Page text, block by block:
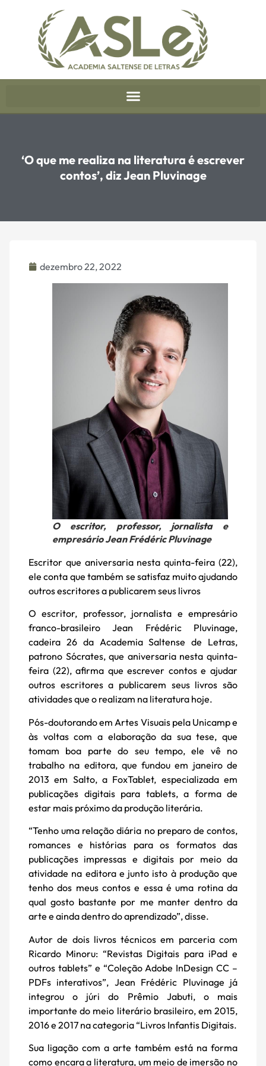
‘O que me realiza na literatura é escrever
contos’, diz Jean Pluvinage
dezembro 22, 2022
O escritor, professor, jornalista e
empresário Jean Frédéric Pluvinage
Escritor que aniversaria nesta quinta-feira (22),
ele conta que também se satisfaz muito ajudando
outros escritores a publicarem seus livros
O escritor, professor, jornalista e empresário
franco-brasileiro Jean Frédéric Pluvinage,
cadeira 26 da Academia Saltense de Letras,
patrono Sócrates, que aniversaria nesta quinta-
feira (22), afirma que escrever contos e ajudar
outros escritores a publicarem seus livros são
atividades que o realizam na literatura hoje.
Pós-doutorando em Artes Visuais pela Unicamp e
às voltas com a elaboração da sua tese, que
tomam boa parte do seu tempo, ele vê no
trabalho na editora, que fundou em janeiro de
2013 em Salto, a FoxTablet, especializada em
publicações digitais para tablets, a forma de
estar mais próximo da produção literária.
“Tenho uma relação diária no preparo de contos,
romances e histórias para os formatos das
publicações impressas e digitais por meio da
atividade na editora e junto isto à produção que
tenho dos meus contos e essa é uma rotina da
qual gosto bastante por me manter dentro da
arte e ainda dentro do aprendizado”, disse.
Autor de dois livros técnicos em parceria com
Ricardo Minoru: “Revistas Digitais para iPad e
outros tablets” e “Coleção Adobe InDesign CC –
PDFs interativos”, Jean Frédéric Pluvinage já
integrou o júri do Prêmio Jabuti, o mais
importante do meio literário brasileiro, em 2015,
2016 e 2017 na categoria “Livros Infantis Digitais.
Sua ligação com a arte também está na forma
como encara a literatura, um meio de imersão no